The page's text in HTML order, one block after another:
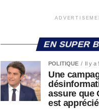
EN SUPER
POLITIQUE Il y
Une
assure que
est